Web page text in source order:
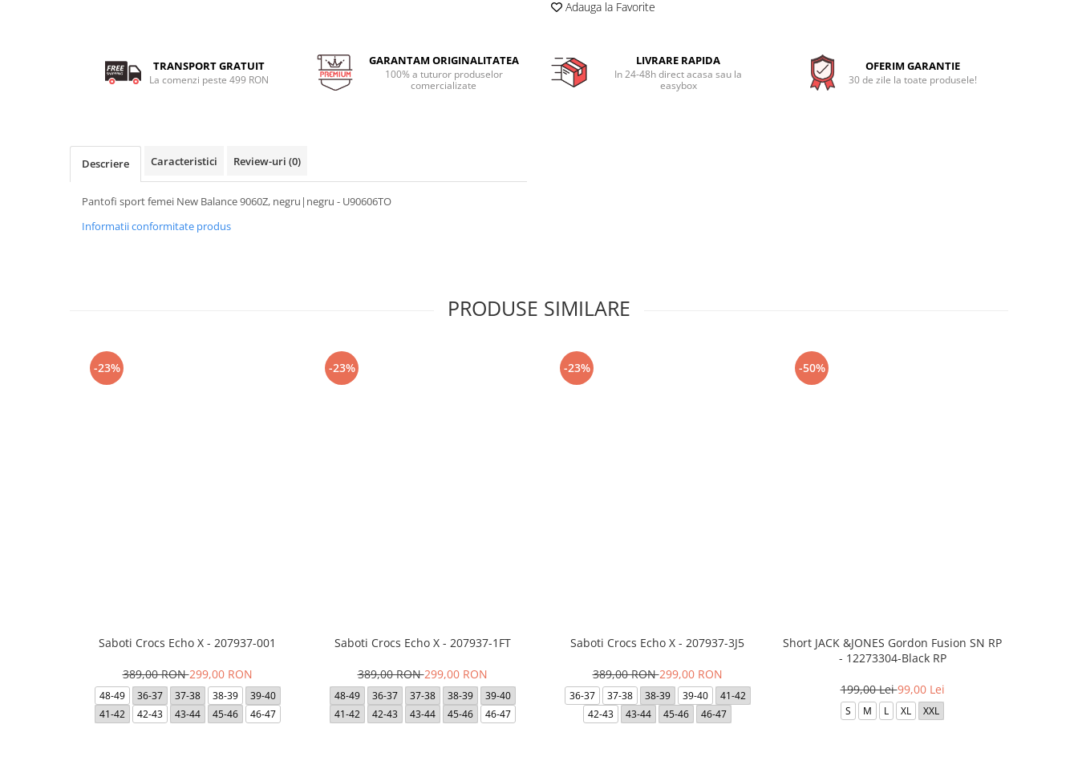
Adauga la Favorite
TRANSPORT GRATUIT
La comenzi peste 499 RON
GARANTAM ORIGINALITATEA
100% a tuturor produselor
comercializate
LIVRARE RAPIDA
In 24-48h direct acasa sau la
easybox
OFERIM GARANTIE
30 de zile la toate produsele!
Descriere Caracteristici Review-uri (0)
Pantofi sport femei New Balance 9060Z, negru|negru - U90606TO
Informatii conformitate produs
PRODUSE SIMILARE
-23%
Saboti Crocs Echo X - 207937-001
389,00 RON299,00 RON
48-49 36-37 37-38 38-39
39-40
41-42
42-43 43-44 45-46 46-47
-23%
Saboti Crocs Echo X - 207937-1FT
389,00 RON299,00 RON
48-49 36-37 37-38 38-39
39-40
41-42
42-43 43-44 45-46 46-47
-23%
Saboti Crocs Echo X - 207937-3J5
389,00 RON299,00 RON
36-37 37-38 38-39 39-40
41-42
42-43
43-44 45-46 46-47
-50%
Short JACK &JONES Gordon Fusion SN RP
- 12273304-Black RP
199,00 Lei99,00 Lei
S M L XL XXL